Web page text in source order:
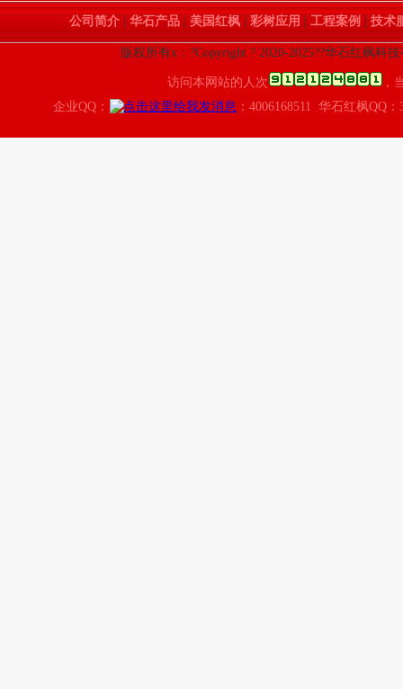
公司简介 华石产品 美国红枫 彩树应用 工程案例 技术
版权所有x：?Copyright ? 2020-2025??华石红枫科
访问本网站的人次
，
企业QQ：
：4006168511 华石红枫QQ